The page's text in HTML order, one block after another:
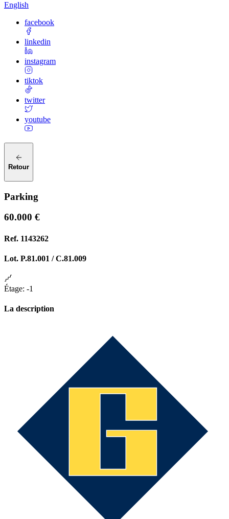
English
facebook
linkedin
instagram
tiktok
twitter
youtube
Retour
Parking
60.000 €
Ref. 1143262
Lot. P.81.001 / C.81.009
Étage: -1
La description